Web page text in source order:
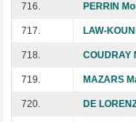
716. PERRIN
717. LAW-
718. COUDRAY
719. MAZARS
720. DE